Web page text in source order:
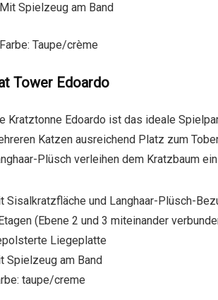
Mit Spielzeug am Band
Farbe: Taupe/crème
Tower Edoardo
Kratztonne Edoardo ist das ideale
Katzen ausreichend Platz zum
Plüsch verleihen dem Kratzbaum
Sisalkratzfläche und Langhaar-Plüsch-
(Ebene 2 und 3 miteinander
Liegeplatte
Spielzeug am Band
taupe/creme